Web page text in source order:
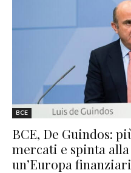
BCE
BCE, De Guindos:
mercati e spinta
un’Europa